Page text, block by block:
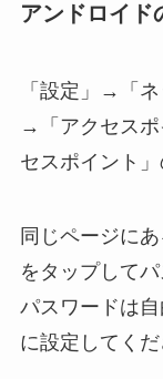
アンドロイド
「設定」→「
→「アクセス
セスポイント」
同じページに
をタップして
パスワードは
に設定してくだ